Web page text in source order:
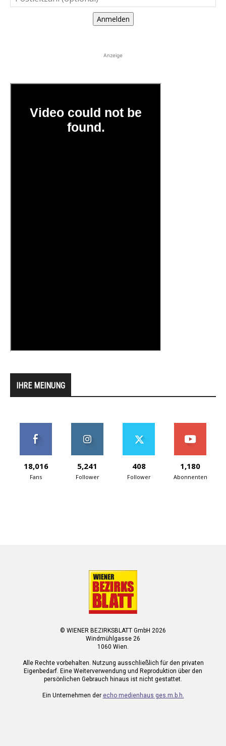
Anmelden
Anzeige
IHRE MEINUNG
18,016
Fans
5,241
Follower
408
Follower
1,180
Abonnenten
© WIENER BEZIRKSBLATT GmbH 2026
Windmühlgasse 26
1060 Wien.
Alle Rechte vorbehalten. Nutzung ausschließlich für den privaten
Eigenbedarf. Eine Weiterverwendung und Reproduktion über den
persönlichen Gebrauch hinaus ist nicht gestattet.
Ein Unternehmen der echo medienhaus ges.m.b.h.